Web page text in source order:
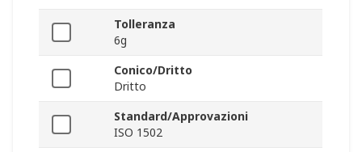
Tolleranza
6g
Conico/Dritto
Dritto
Standard/Approvazioni
ISO 1502